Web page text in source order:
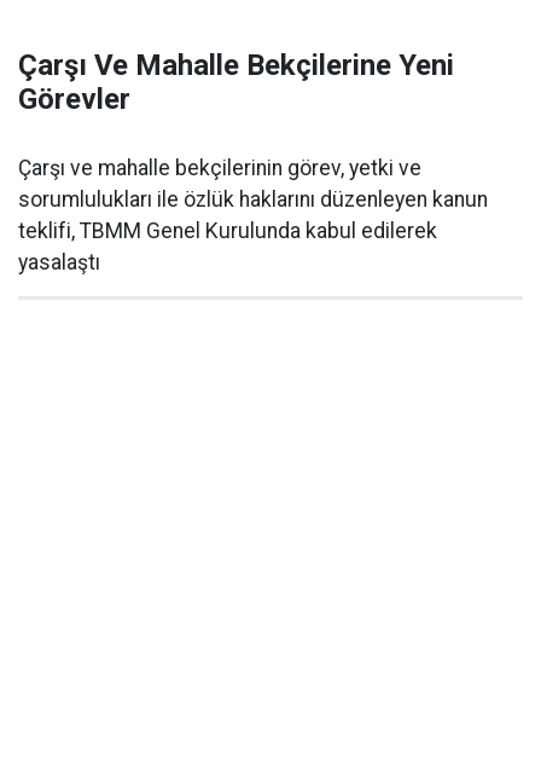
Çarşı Ve Mahalle Bekçilerine Yeni
Görevler
Çarşı ve mahalle bekçilerinin görev, yetki ve
sorumlulukları ile özlük haklarını düzenleyen kanun
teklifi, TBMM Genel Kurulunda kabul edilerek
yasalaştı